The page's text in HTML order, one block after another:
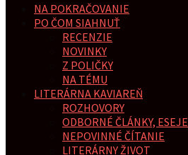
NA POKRAČOVANIE
PO ČOM SIAHNUŤ
RECENZIE
NOVINKY
Z POLIČKY
NA TÉMU
LITERÁRNA KAVIAREŇ
ROZHOVORY
ODBORNÉ ČLÁNKY, ESEJE
NEPOVINNÉ ČÍTANIE
LITERÁRNY ŽIVOT